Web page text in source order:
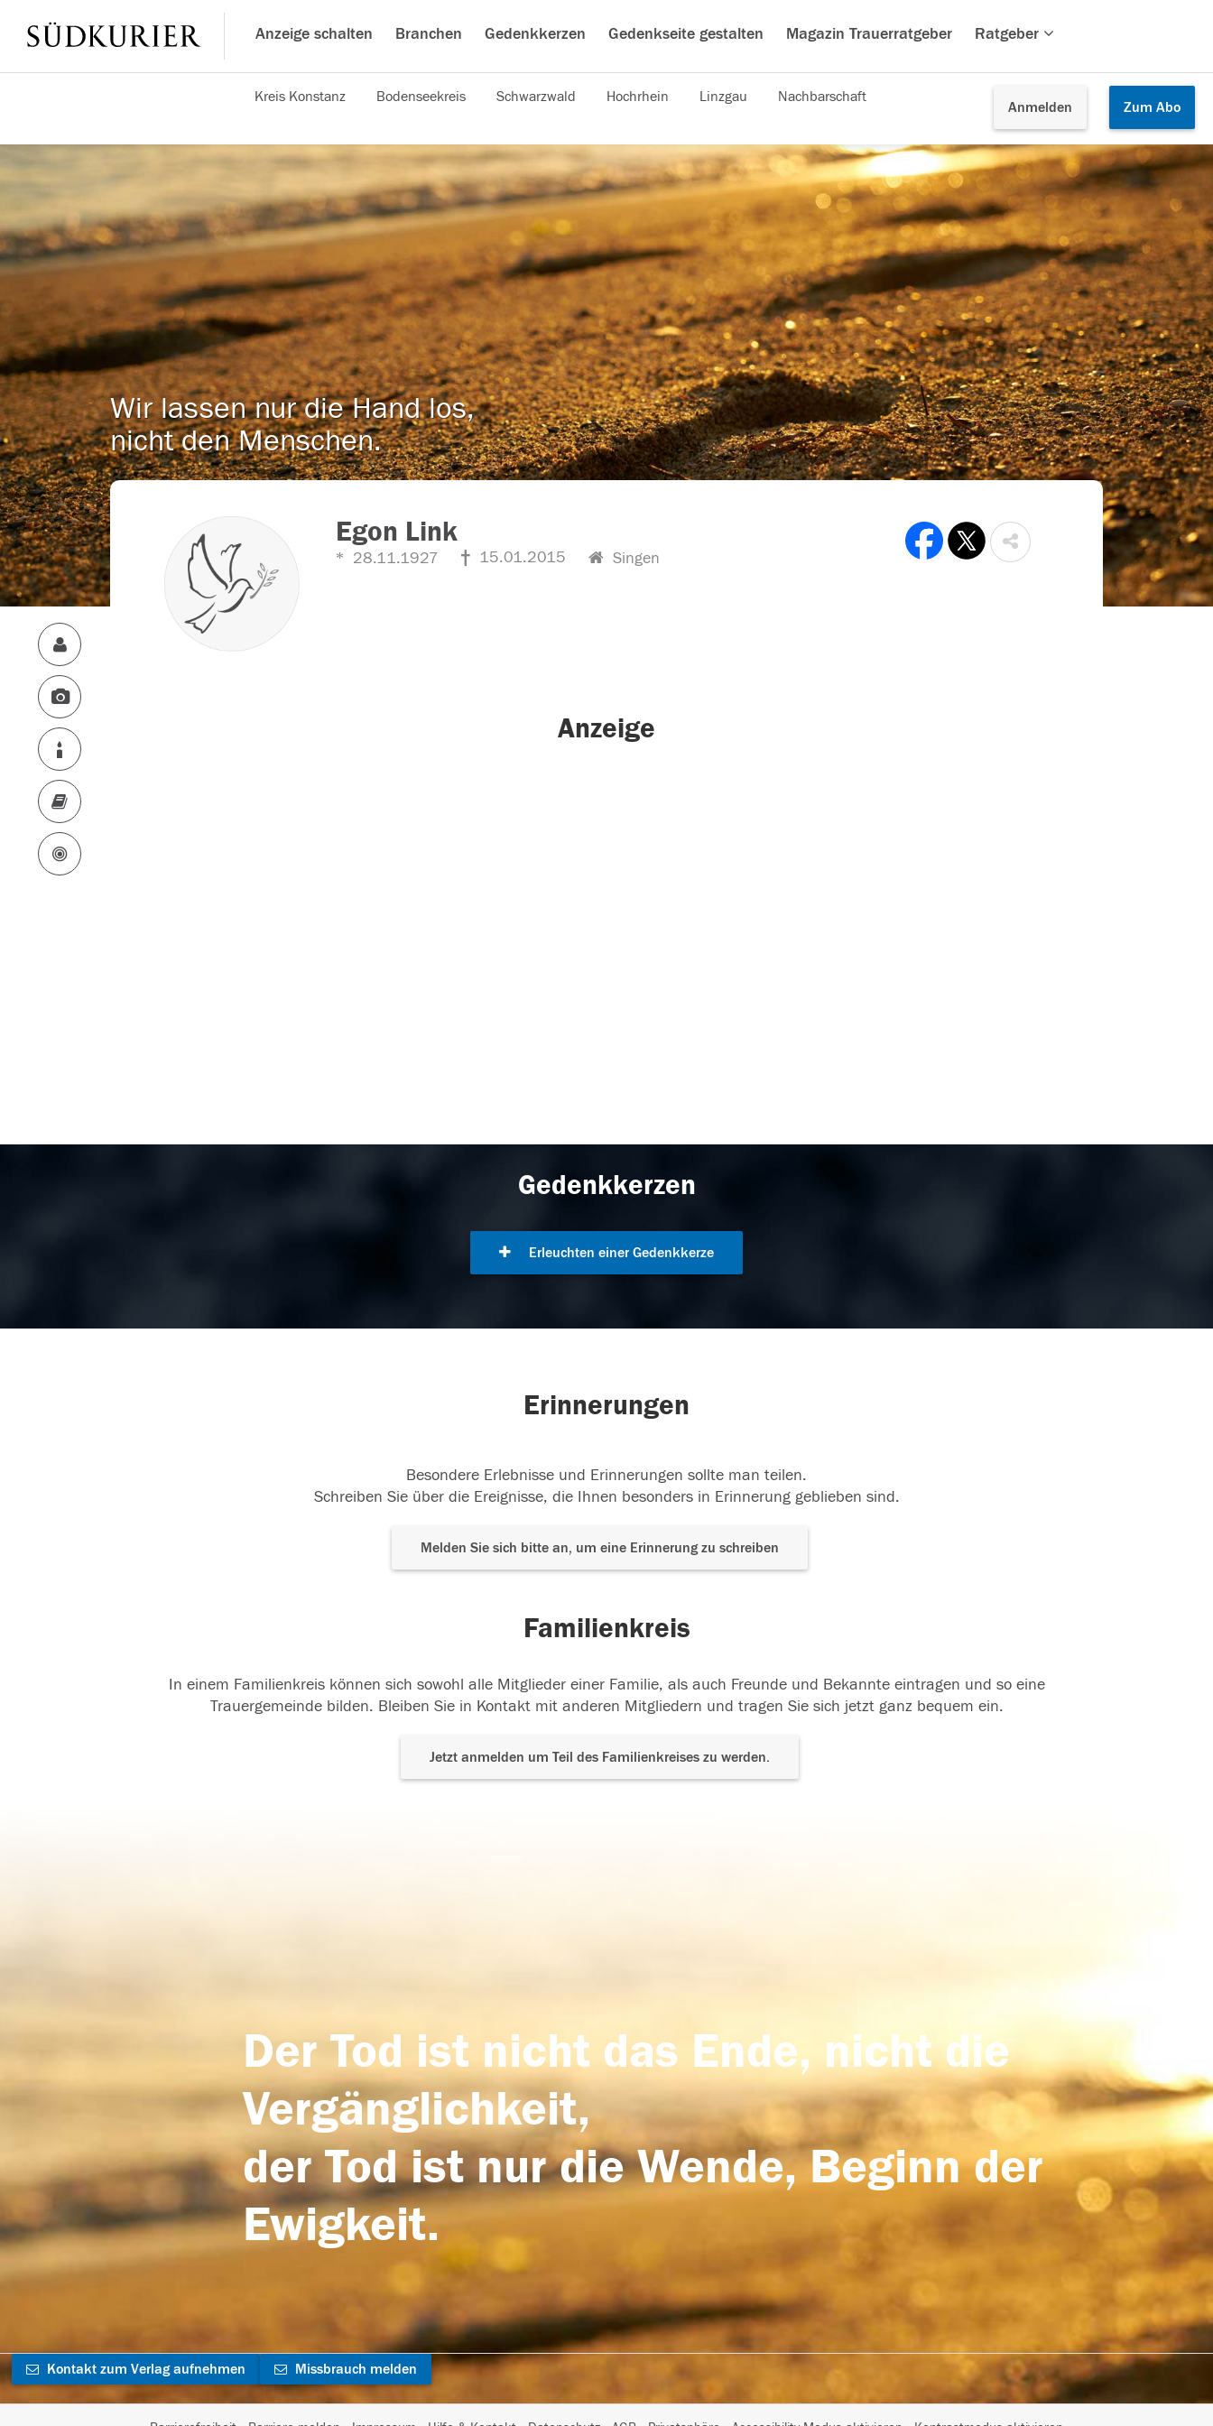
Anzeige schalten Branchen Gedenkkerzen Gedenkseite gestalten Magazin Trauerratgeber Ratgeber
Anmelden Zum Abo
Kreis Konstanz Bodenseekreis Schwarzwald Hochrhein Linzgau Nachbarschaft
Wir lassen nur die Hand los,
nicht den Menschen.
Egon Link
28.11.1927 15.01.2015 Singen
Anzeige
Gedenkkerzen
Erleuchten einer Gedenkkerze
Erinnerungen
Besondere Erlebnisse und Erinnerungen sollte man teilen.
Schreiben Sie über die Ereignisse, die Ihnen besonders in Erinnerung geblieben sind.
Melden Sie sich bitte an, um eine Erinnerung zu schreiben
Familienkreis
In einem Familienkreis können sich sowohl alle Mitglieder einer Familie, als auch Freunde und Bekannte eintragen und so eine
Trauergemeinde bilden. Bleiben Sie in Kontakt mit anderen Mitgliedern und tragen Sie sich jetzt ganz bequem ein.
Jetzt anmelden um Teil des Familienkreises zu werden.
Der Tod ist nicht das Ende, nicht die
Vergänglichkeit,
der Tod ist nur die Wende, Beginn der
Ewigkeit.
Kontakt zum Verlag aufnehmen Missbrauch melden